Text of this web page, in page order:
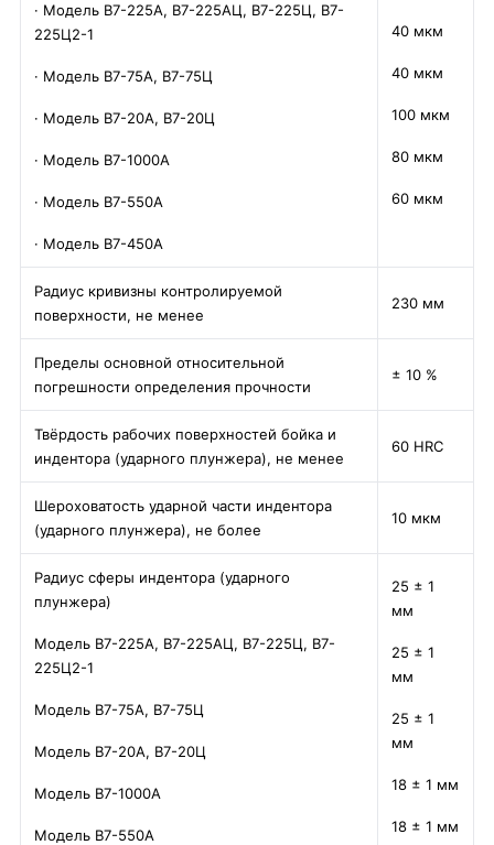
· Модель В7-225А, В7-225АЦ, В7-225Ц, В7-
225Ц2-1
· Модель В7-75А, В7-75Ц
· Модель В7-20А, В7-20Ц
· Модель В7-1000А
· Модель В7-550А
· Модель В7-450А
40 мкм
40 мкм
100 мкм
80 мкм
60 мкм
Радиус кривизны контролируемой
поверхности, не менее
230 мм
Пределы основной относительной
погрешности определения прочности
± 10 %
Твёрдость рабочих поверхностей бойка и
индентора (ударного плунжера), не менее
60 HRC
Шероховатость ударной части индентора
(ударного плунжера), не более
10 мкм
Радиус сферы индентора (ударного
плунжера)
Модель В7-225А, В7-225АЦ, В7-225Ц, В7-
225Ц2-1
Модель В7-75А, В7-75Ц
Модель В7-20А, В7-20Ц
Модель В7-1000А
Модель В7-550А
25 ± 1
мм
25 ± 1
мм
25 ± 1
мм
18 ± 1 мм
18 ± 1 мм